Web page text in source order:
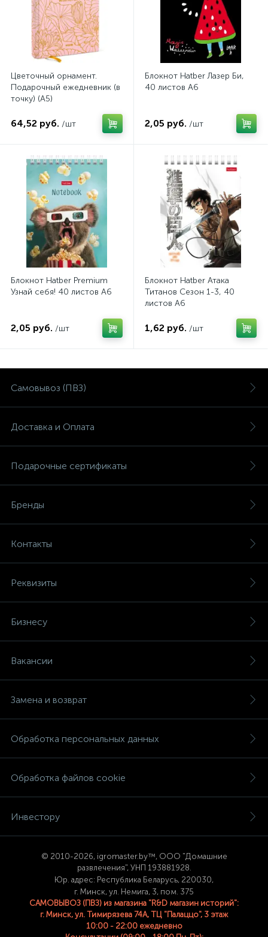
Цветочный орнамент.
Подарочный ежедневник (в
точку) (А5)
64,52 руб. /шт
Блокнот Hatber Лазер Би,
40 листов А6
2,05 руб. /шт
Блокнот Hatber Premium
Узнай себя! 40 листов А6
2,05 руб. /шт
Блокнот Hatber Атака
Титанов Сезон 1-3, 40
листов А6
1,62 руб. /шт
Самовывоз (ПВЗ)
Доставка и Оплата
Подарочные сертификаты
Бренды
Контакты
Реквизиты
Бизнесу
Вакансии
Замена и возврат
Обработка персональных данных
Обработка файлов cookie
Инвестору
© 2010-2026, igromaster.by™, ООО "Домашние
развлечения", УНП 193881928.
Юр. адрес: Республика Беларусь, 220030,
г. Минск, ул. Немига, 3, пом. 375
САМОВЫВОЗ (ПВЗ) из магазина "R&D магазин историй":
г. Минск, ул. Тимирязева 74A, ТЦ "Палаццо", 3 этаж
10:00 - 22:00 ежедневно